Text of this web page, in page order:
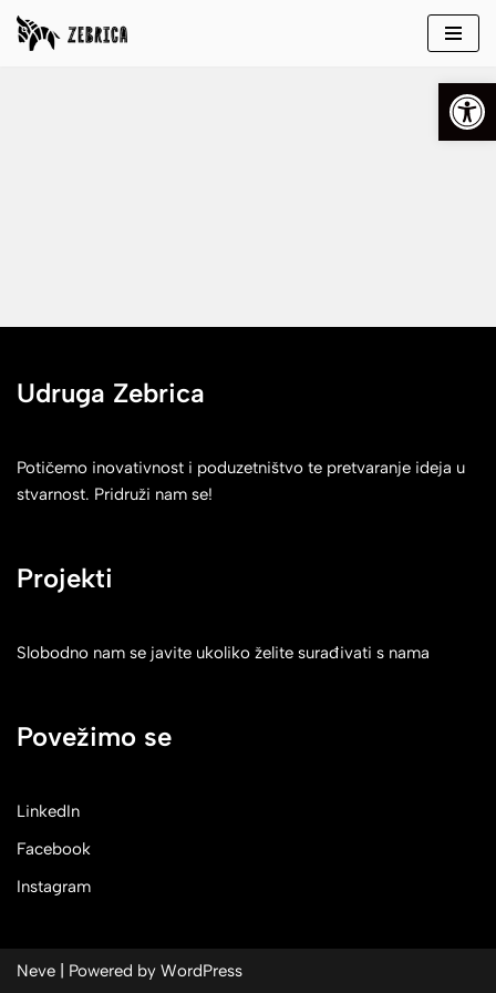
Udruga Zebrica
Potičemo inovativnost i poduzetništvo te pretvaranje ideja u
stvarnost. Pridruži nam se!
Projekti
Slobodno nam se javite ukoliko želite surađivati s nama
Povežimo se
LinkedIn
Facebook
Instagram
Neve | Powered by WordPress